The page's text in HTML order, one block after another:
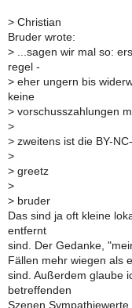
> Christian
Bruder wrote:
> ...sagen wir mal so:
regel -
> eher ungern bis
keine
> vorschusszahlungen
>
> zweitens ist die BY-
>
> greetz
>
> bruder
Das sind ja oft kleine
entfernt
sind. Der Gedanke,
Fällen mehr wiegen als
sind. Außerdem glaube
betreffenden
Szenen Sympathiewerte.